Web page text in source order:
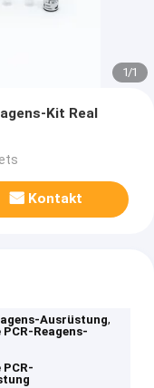
1/1
Kit Real
Kontakt
Ausrüstung,
Reagens-